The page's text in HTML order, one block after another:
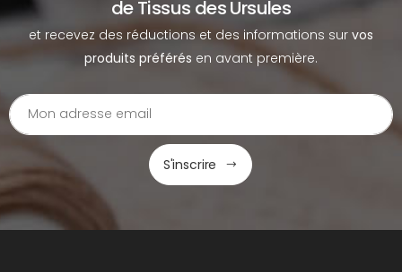
de Tissus des Ursules
et recevez des réductions et des informations sur vos
produits préférés en avant première.
S'inscrire